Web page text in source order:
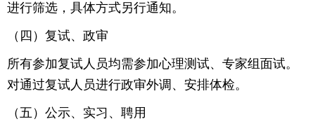
进行筛选，具体方式另行通知。
（四）复试、政审
所有参加复试人员均需参加心理测试、专家组面试。
对通过复试人员进行政审外调、安排体检。
（五）公示、实习、聘用